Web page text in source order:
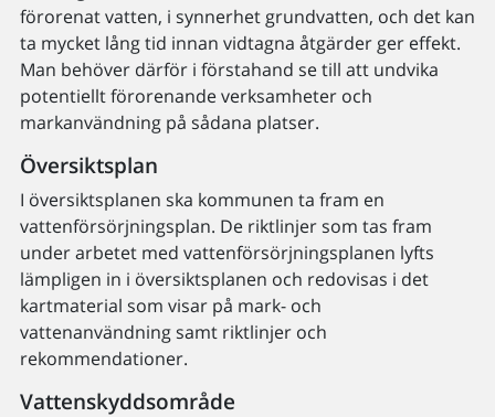
förorenat vatten, i synnerhet grundvatten, och det kan
ta mycket lång tid innan vidtagna åtgärder ger effekt.
Man behöver därför i förstahand se till att undvika
potentiellt förorenande verksamheter och
markanvändning på sådana platser.
Översiktsplan
I översiktsplanen ska kommunen ta fram en
vattenförsörjningsplan. De riktlinjer som tas fram
under arbetet med vattenförsörjningsplanen lyfts
lämpligen in i översiktsplanen och redovisas i det
kartmaterial som visar på mark- och
vattenanvändning samt riktlinjer och
rekommendationer.
Vattenskyddsområde